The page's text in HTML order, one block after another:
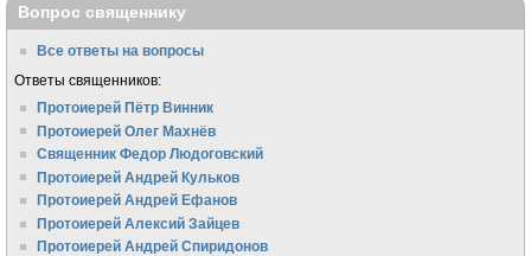
Вопрос священнику
Все ответы на вопросы
Ответы священников:
Протоиерей Пётр Винник
Протоиерей Олег Махнёв
Священник Федор Людоговский
Протоиерей Андрей Кульков
Протоиерей Андрей Ефанов
Протоиерей Алексий Зайцев
Протоиерей Андрей Спиридонов